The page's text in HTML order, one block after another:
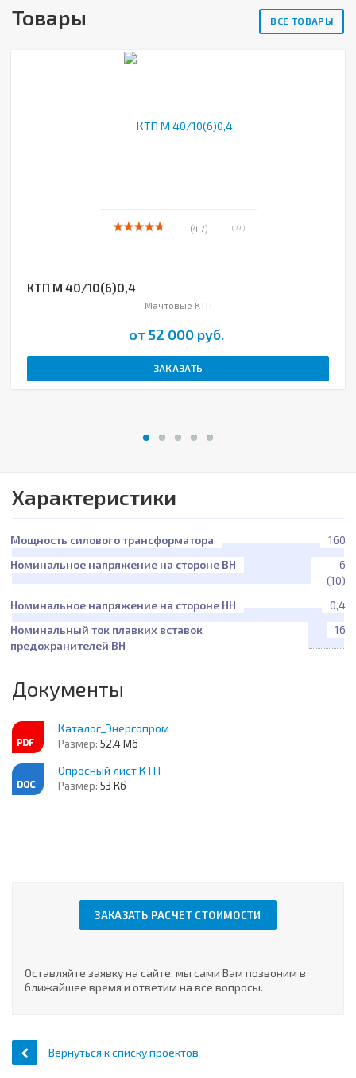
Товары ВСЕ ТОВАРЫ
(4.7) ( 77 )
КТП М 40/10(6)0,4
Мачтовые КТП
от 52 000 руб.
ЗАКАЗАТЬ
Характеристики
Мощность силового трансформатора
160
Номинальное напряжение на стороне ВН
6
(10)
Номинальное напряжение на стороне НН
0,4
Номинальный ток плавких вставок
предохранителей ВН
16
Документы
Каталог_Энергопром
Размер: 52.4 Мб
Опросный лист КТП
Размер: 53 Кб
ЗАКАЗАТЬ РАСЧЕТ СТОИМОСТИ
Оставляйте заявку на сайте, мы сами Вам позвоним в
ближайшее время и ответим на все вопросы.
Вернуться к списку проектов